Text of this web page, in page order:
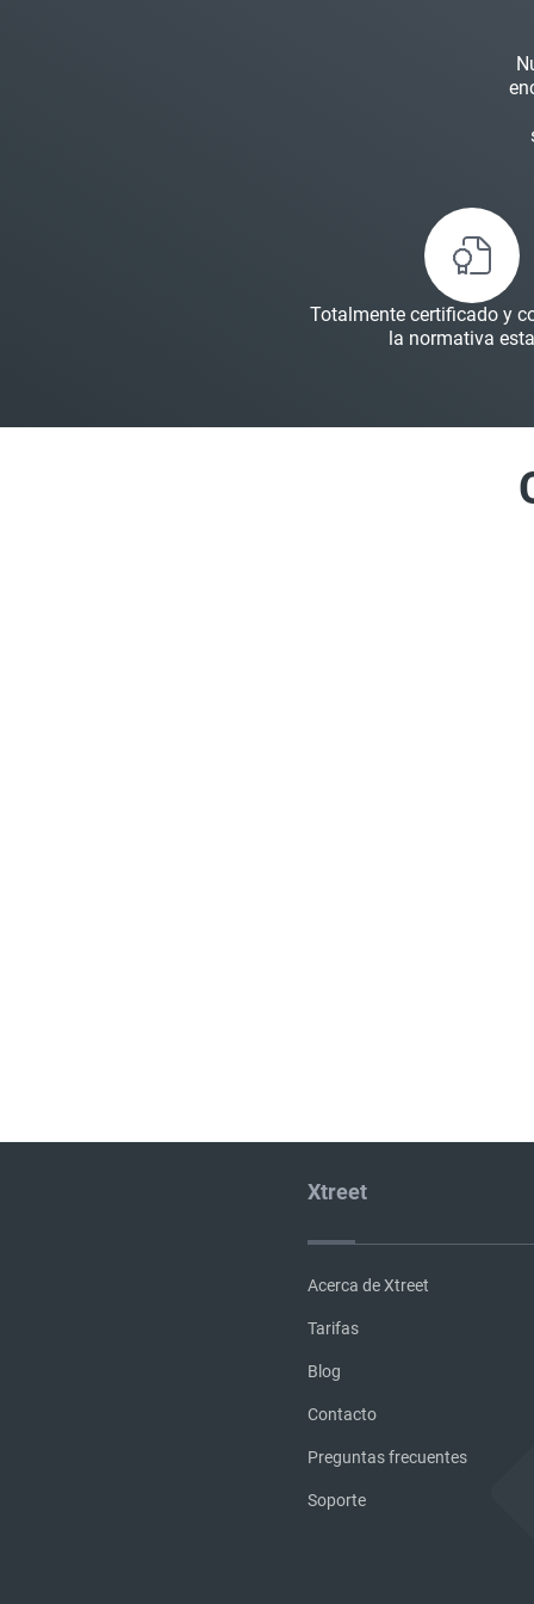
Totalmente certificado y
la normativa
Xtreet
Acerca de Xtreet
Tarifas
Blog
Contacto
Preguntas frecuentes
Soporte